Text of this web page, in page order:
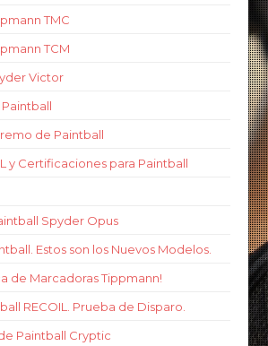
TMC
TCM
Victor
Paintball
de Paintball
y Certificaciones para Paintball
Spyder Opus
Estos son los Nuevos Modelos.
de Marcadoras Tippmann!
RECOIL. Prueba de Disparo.
Paintball Cryptic